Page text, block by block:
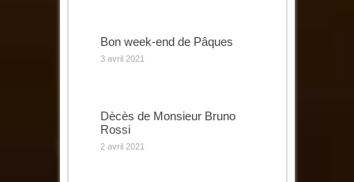
Bon week-end de Pâques
3 avril 2021
Dècès de Monsieur Bruno
Rossi
2 avril 2021